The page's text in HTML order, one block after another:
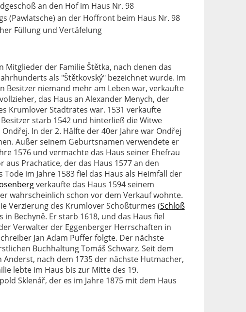
an den Hof im Haus Nr. 98
(Pawlatsche) an der Hoffront beim Haus Nr. 98
Füllung und Vertäfelung
der Familie Štětka, nach denen das
als "Štětkovský" bezeichnet wurde. Im
Besitzer niemand mehr am Leben war, verkaufte
das Haus an Alexander Menych, der
Krumlover Stadtrates war. 1531 verkaufte
starb 1542 und hinterließ die Witwe
In der 2. Hälfte der 40er Jahre war Ondřej
Außer seinem Geburtsnamen verwendete er
1576 und vermachte das Haus seiner Ehefrau
Prachatice, der das Haus 1577 an den
im Jahre 1583 fiel das Haus als Heimfall der
verkaufte das Haus 1594 seinem
wahrscheinlich schon vor dem Verkauf wohnte.
Verzierung des Krumlover Schoßturmes (Schloß
in Bechyně. Er starb 1618, und das Haus fiel
Verwalter der Eggenberger Herrschaften in
Jan Adam Puffer folgte. Der nächste
Buchhaltung Tomáš Schwarz. Seit dem
nach dem 1735 der nächste Hutmacher,
lebte im Haus bis zur Mitte des 19.
Sklenář, der es im Jahre 1875 mit dem Haus